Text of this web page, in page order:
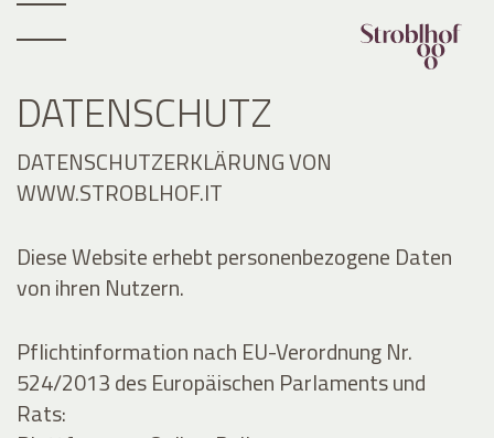
DATENSCHUTZ
DATENSCHUTZERKLÄRUNG VON
WWW.STROBLHOF.IT
Diese Website erhebt personenbezogene Daten
von ihren Nutzern.
Pflichtinformation nach EU-Verordnung Nr.
524/2013 des Europäischen Parlaments und
Rats: